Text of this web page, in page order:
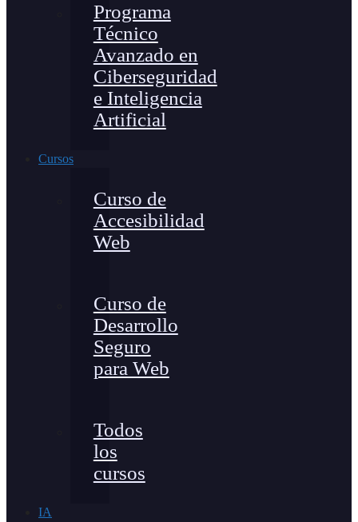
Programa
Técnico
Avanzado en
Ciberseguridad
e Inteligencia
Artificial
Cursos
Curso de
Accesibilidad
Web
Curso de
Desarrollo
Seguro
para Web
Todos
los
cursos
IA